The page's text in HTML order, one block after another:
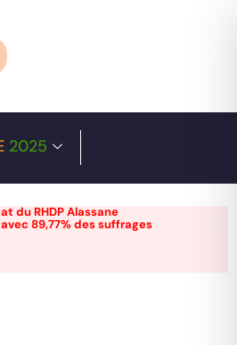
2025
du RHDP Alassane
89,77% des suffrages